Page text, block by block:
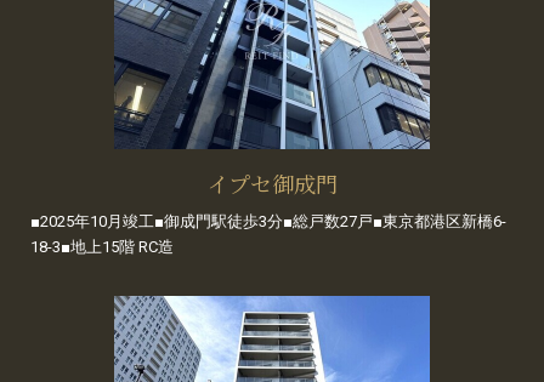
イプセ御成門
■2025年10月竣工■御成門駅徒歩3分■総戸数27戸■東京都港区新橋6-
18-3■地上15階 RC造